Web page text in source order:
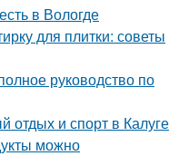
в Вологде
для плитки: советы
руководство по
отдых и спорт в Калуге
можно